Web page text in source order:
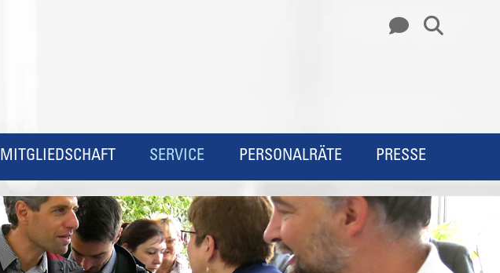
MITGLIEDSCHAFT SERVICE PERSONALRÄTE PRESSE